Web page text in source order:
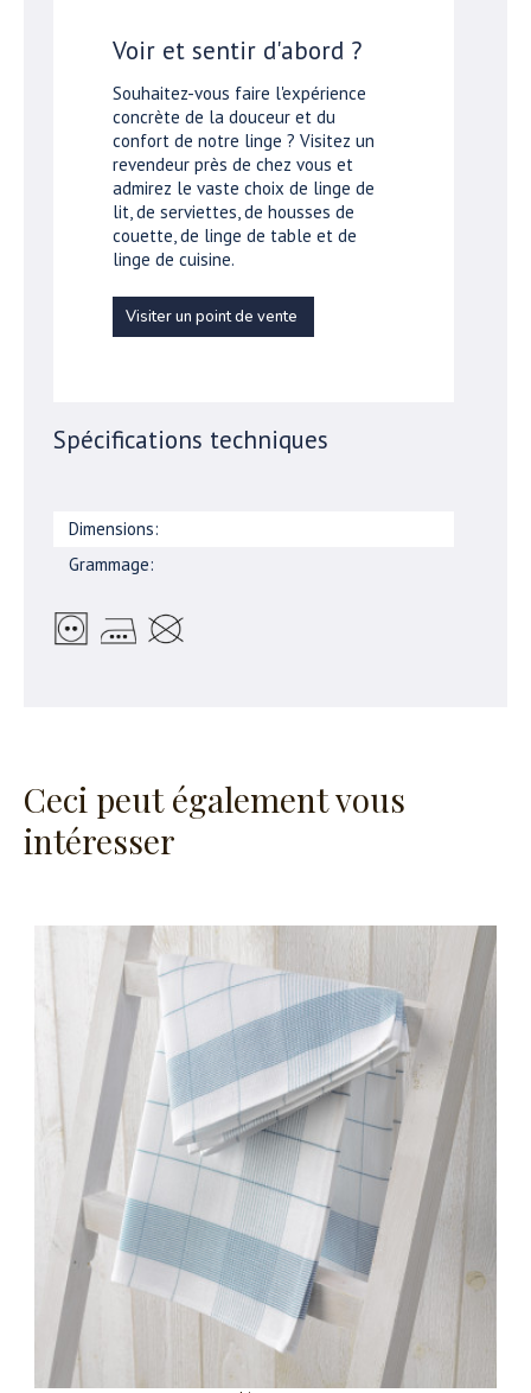
Voir et sentir d'abord ?
Souhaitez-vous faire l'expérience
concrète de la douceur et du
confort de notre linge ? Visitez un
revendeur près de chez vous et
admirez le vaste choix de linge de
lit, de serviettes, de housses de
couette, de linge de table et de
linge de cuisine.
Visiter un point de vente
Spécifications techniques
Dimensions:
Grammage:
Ceci peut également vous
intéresser